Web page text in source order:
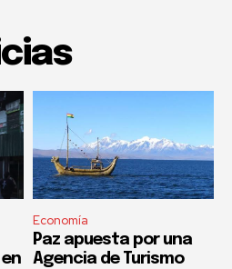
Economía
Paz apuesta por una
Agencia de Turismo